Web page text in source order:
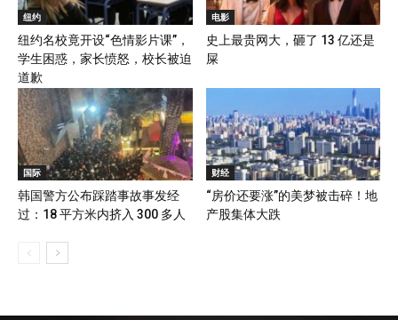
纽约
纽约名校竟开设“色情影片课”，
学生困惑，家长愤怒，校长被迫
道歉
电影
史上最贵网大，砸了 13 亿还是
屎
国际
韩国警方公布踩踏事故事发经
过：18 平方米内挤入 300 多人
财经
“房价还要涨”的美梦被击碎！地
产股集体大跌